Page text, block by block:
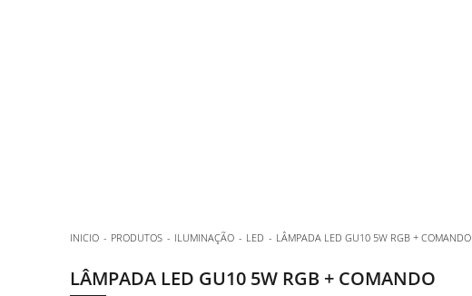
INICIO PRODUTOS ILUMINAÇÃO LED LÂMPADA LED GU10 5W RGB + COMANDO
LÂMPADA LED GU10 5W RGB + COMANDO